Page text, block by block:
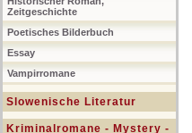
Zeitgeschichte
Poetisches Bilderbuch
Essay
Vampirromane
Slowenische Literatur
Kriminalromane - Mystery -